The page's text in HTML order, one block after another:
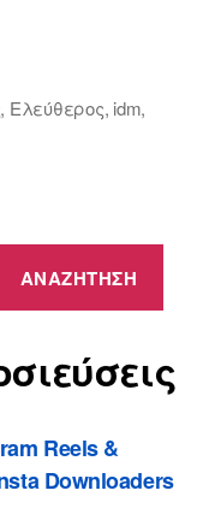
, Ελεύθερος, idm,
ΑΝΑΖΉΤΗΣΗ
Reels &
Downloaders